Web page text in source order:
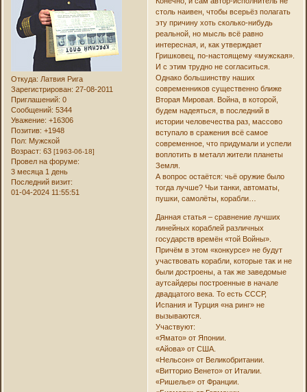
Откуда: Латвия Рига
Зарегистрирован: 27-08-2011
Приглашений: 0
Сообщений: 5344
Уважение: +16306
Позитив: +1948
Пол: Мужской
Возраст: 63[1963-06-18]
Провел на форуме:
3 месяца 1 день
Последний визит:
01-04-2024 11:55:51
столь наивен, чтобы всерьёз полагать
эту причину хоть сколько-нибудь
реальной, но мысль всё равно
интересная, и, как утверждает
Гришковец, по-настоящему «мужская».
И с этим трудно не согласиться.
Однако большинству наших
современников существенно ближе
Вторая Мировая. Война, в которой,
будем надеяться, в последний в
истории человечества раз, массово
вступало в сражения всё самое
современное, что придумали и успели
воплотить в металл жители планеты
Земля.
А вопрос остаётся: чьё оружие было
тогда лучше? Чьи танки, автоматы,
пушки, самолёты, корабли…
Данная статья – сравнение лучших
линейных кораблей различных
государств времён «той Войны».
Причём в этом «конкурсе» не будут
участвовать корабли, которые так и не
были достроены, а так же заведомые
аутсайдеры построенные в начале
двадцатого века. То есть СССР,
Испания и Турция «на ринг» не
вызываются.
Участвуют:
«Ямато» от Японии.
«Айова» от США.
«Нельсон» от Великобритании.
«Витторио Венето» от Италии.
«Ришелье» от Франции.